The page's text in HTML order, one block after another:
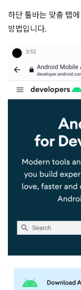
하단 툴바는 맞춤 탭
방법입니다.